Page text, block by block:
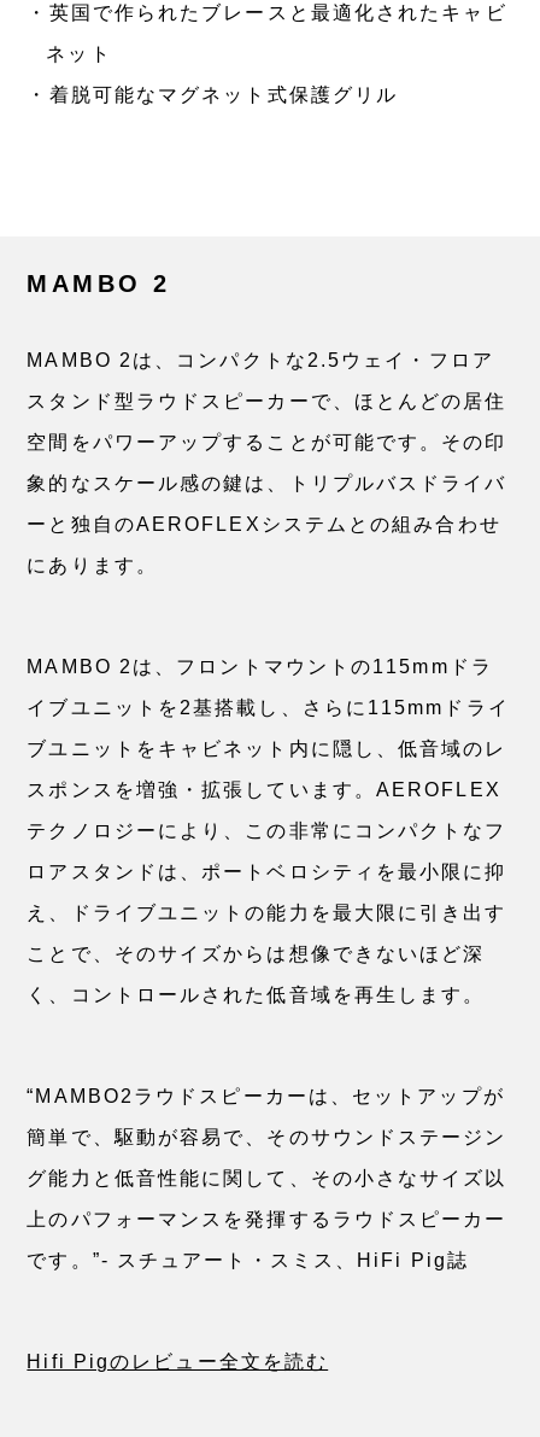
英国で作られたブレースと最適化されたキャビ
ネット
着脱可能なマグネット式保護グリル
MAMBO 2
MAMBO 2は、コンパクトな2.5ウェイ・フロア
スタンド型ラウドスピーカーで、ほとんどの居住
空間をパワーアップすることが可能です。その印
象的なスケール感の鍵は、トリプルバスドライバ
ーと独自のAEROFLEXシステムとの組み合わせ
にあります。
MAMBO 2は、フロントマウントの115mmドラ
イブユニットを2基搭載し、さらに115mmドライ
ブユニットをキャビネット内に隠し、低音域のレ
スポンスを増強・拡張しています。AEROFLEX
テクノロジーにより、この非常にコンパクトなフ
ロアスタンドは、ポートベロシティを最小限に抑
え、ドライブユニットの能力を最大限に引き出す
ことで、そのサイズからは想像できないほど深
く、コントロールされた低音域を再生します。
“MAMBO2ラウドスピーカーは、セットアップが
簡単で、駆動が容易で、そのサウンドステージン
グ能力と低音性能に関して、その小さなサイズ以
上のパフォーマンスを発揮するラウドスピーカー
です。”- スチュアート・スミス、HiFi Pig誌
Hifi Pigのレビュー全文を読む